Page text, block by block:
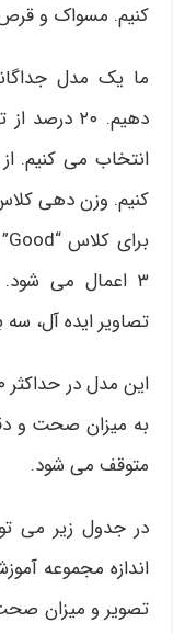
کنیم. مسواک و
ما یک مدل
دهیم. ۲۰
انتخاب می کنیم.
کنیم. وزن دهی
۳ اعمال می
تصاویر ایده آل، سه
متوقف می شود.
در جدول زیر می